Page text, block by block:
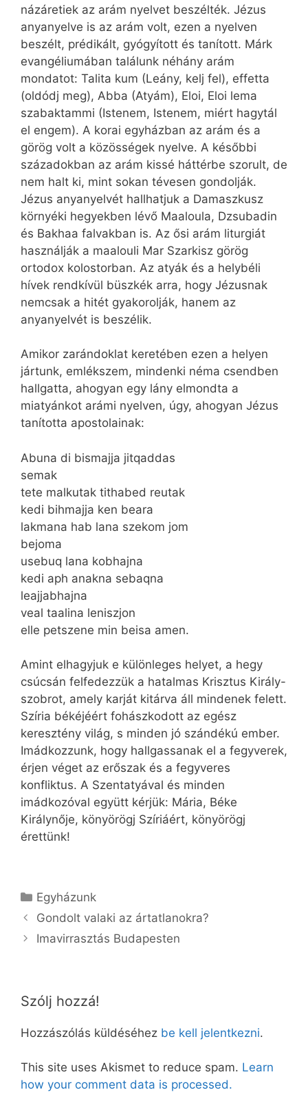
názáretiek az arám nyelvet beszélték. Jézus
anyanyelve is az arám volt, ezen a nyelven
beszélt, prédikált, gyógyított és tanított. Márk
evangéliumában találunk néhány arám
mondatot: Talita kum (Leány, kelj fel), effetta
(oldódj meg), Abba (Atyám), Eloi, Eloi lema
szabaktammi (Istenem, Istenem, miért hagytál
el engem). A korai egyházban az arám és a
görög volt a közösségek nyelve. A későbbi
századokban az arám kissé háttérbe szorult, de
nem halt ki, mint sokan tévesen gondolják.
Jézus anyanyelvét hallhatjuk a Damaszkusz
környéki hegyekben lévő Maaloula, Dzsubadin
és Bakhaa falvakban is. Az ősi arám liturgiát
használják a maalouli Mar Szarkisz görög
ortodox kolostorban. Az atyák és a helybéli
hívek rendkívül büszkék arra, hogy Jézusnak
nemcsak a hitét gyakorolják, hanem az
anyanyelvét is beszélik.
Amikor zarándoklat keretében ezen a helyen
jártunk, emlékszem, mindenki néma csendben
hallgatta, ahogyan egy lány elmondta a
miatyánkot arámi nyelven, úgy, ahogyan Jézus
tanította apostolainak:
Abuna di bismajja jitqaddas
semak
tete malkutak tithabed reutak
kedi bihmajja ken beara
lakmana hab lana szekom jom
bejoma
usebuq lana kobhajna
kedi aph anakna sebaqna
leajjabhajna
veal taalina leniszjon
elle petszene min beisa amen.
Amint elhagyjuk e különleges helyet, a hegy
csúcsán felfedezzük a hatalmas Krisztus Király-
szobrot, amely karját kitárva áll mindenek felett.
Szíria békéjéért fohászkodott az egész
keresztény világ, s minden jó szándékú ember.
Imádkozzunk, hogy hallgassanak el a fegyverek,
érjen véget az erőszak és a fegyveres
konfliktus. A Szentatyával és minden
imádkozóval együtt kérjük: Mária, Béke
Királynője, könyörögj Szíriáért, könyörögj
érettünk!
Kategória
Egyházunk
Gondolt valaki az ártatlanokra?
Imavirrasztás Budapesten
Szólj hozzá!
Hozzászólás küldéséhez be kell jelentkezni.
This site uses Akismet to reduce spam. Learn
how your comment data is processed.